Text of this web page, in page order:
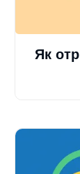
Як